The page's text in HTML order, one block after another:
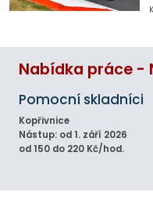
Nabídka práce -
Pomocní skladníci
Kopřivnice
Nástup: od 1. září 2026
od 150 do 220 Kč/hod.